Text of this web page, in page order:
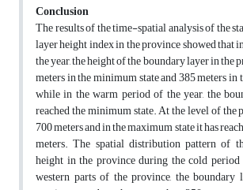
Conclusion
The results of the time-spatial analysis of the
layer height index in the province showed that
the year, the height of the boundary layer in the
meters in the minimum state and 385 meters in
while in the warm period of the year, the
reached the minimum state. At the level of the
700 meters and in the maximum state it has
meters. The spatial distribution pattern of
height in the province during the cold
western parts of the province, the